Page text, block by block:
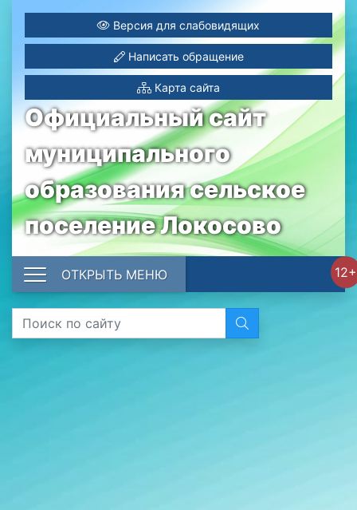
Официальный сайт
муниципального
образования сельское
поселение Локосово
Версия для слабовидящих
Написать обращение
Карта сайта
12+
ОТКРЫТЬ МЕНЮ